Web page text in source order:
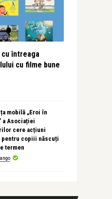
cu întreaga
cu filme bune
mobilă „Eroi în
a Asociației
cere acțiuni
pentru copiii născuți
termen